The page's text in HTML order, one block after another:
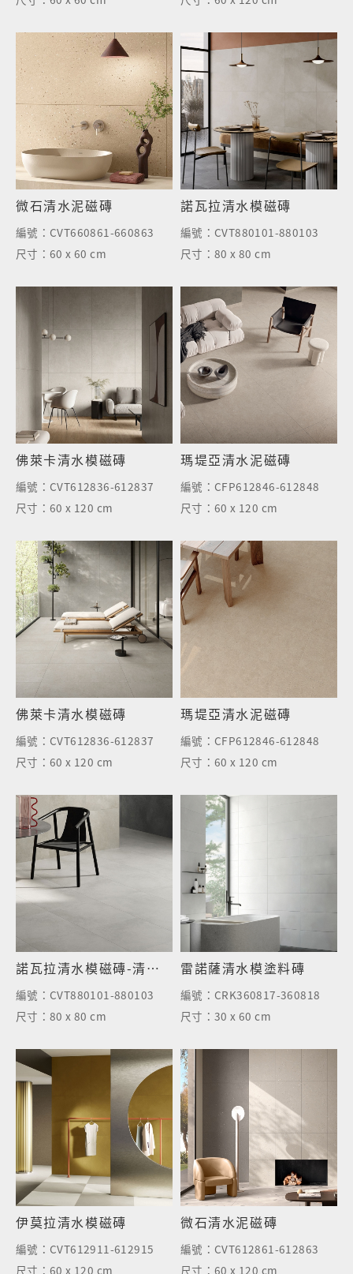
微石清水泥磁磚
編號： CVT660861-660863
尺寸：60 x 60 cm
諾瓦拉清水模磁磚
編號： CVT880101-880103
尺寸：80 x 80 cm
佛萊卡清水模磁磚
編號： CVT612836-612837
尺寸：60 x 120 cm
瑪堤亞清水泥磁磚
編號： CFP612846-612848
尺寸：60 x 120 cm
佛萊卡清水模磁磚
編號： CVT612836-612837
尺寸：60 x 120 cm
瑪堤亞清水泥磁磚
編號： CFP612846-612848
尺寸：60 x 120 cm
諾瓦拉清水模磁磚-清水灰
編號： CVT880101-880103
尺寸：80 x 80 cm
雷諾薩清水模塗料磚
編號： CRK360817-360818
尺寸：30 x 60 cm
伊莫拉清水模磁磚
編號： CVT612911-612915
尺寸：60 x 120 cm
微石清水泥磁磚
編號： CVT612861-612863
尺寸：60 x 120 cm